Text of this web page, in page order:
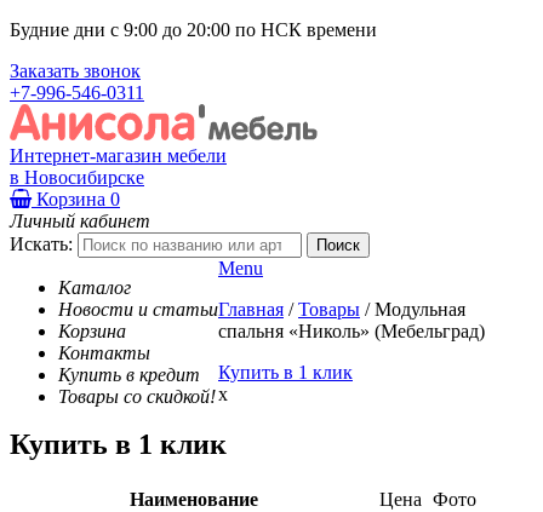
Будние дни с 9:00 до 20:00 по НСК времени
Заказать звонок
+7-996-546-0311
Интернет-магазин мебели
в Новосибирске
Корзина 0
Личный кабинет
Искать:
Каталог
Новости и статьи
Корзина
Контакты
Купить в кредит
Товары со скидкой!
Menu
Главная / Товары / Модульная
спальня «Николь» (Мебельград)
Купить в 1 клик
x
Купить в 1 клик
Наименование Цена Фото